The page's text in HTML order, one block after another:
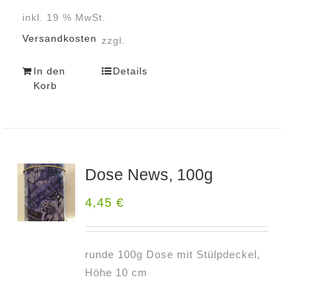
inkl. 19 % MwSt.
zzgl.
Versandkosten
In den
Korb
Details
Dose News, 100g
4,45€
runde 100g Dose mit Stülpdeckel,
Höhe 10 cm